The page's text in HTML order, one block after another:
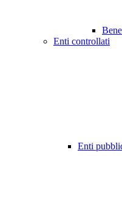
Enti controllati
Enti